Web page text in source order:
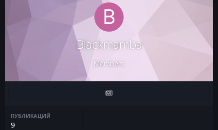
Blackmamba
Members
ПУБЛИКАЦИЙ
9